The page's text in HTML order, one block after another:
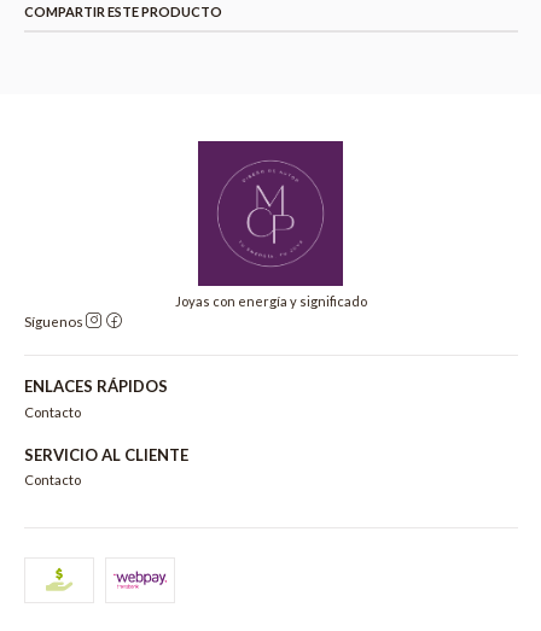
COMPARTIR ESTE PRODUCTO
Joyas con energía y significado
Síguenos
ENLACES RÁPIDOS
Contacto
SERVICIO AL CLIENTE
Contacto